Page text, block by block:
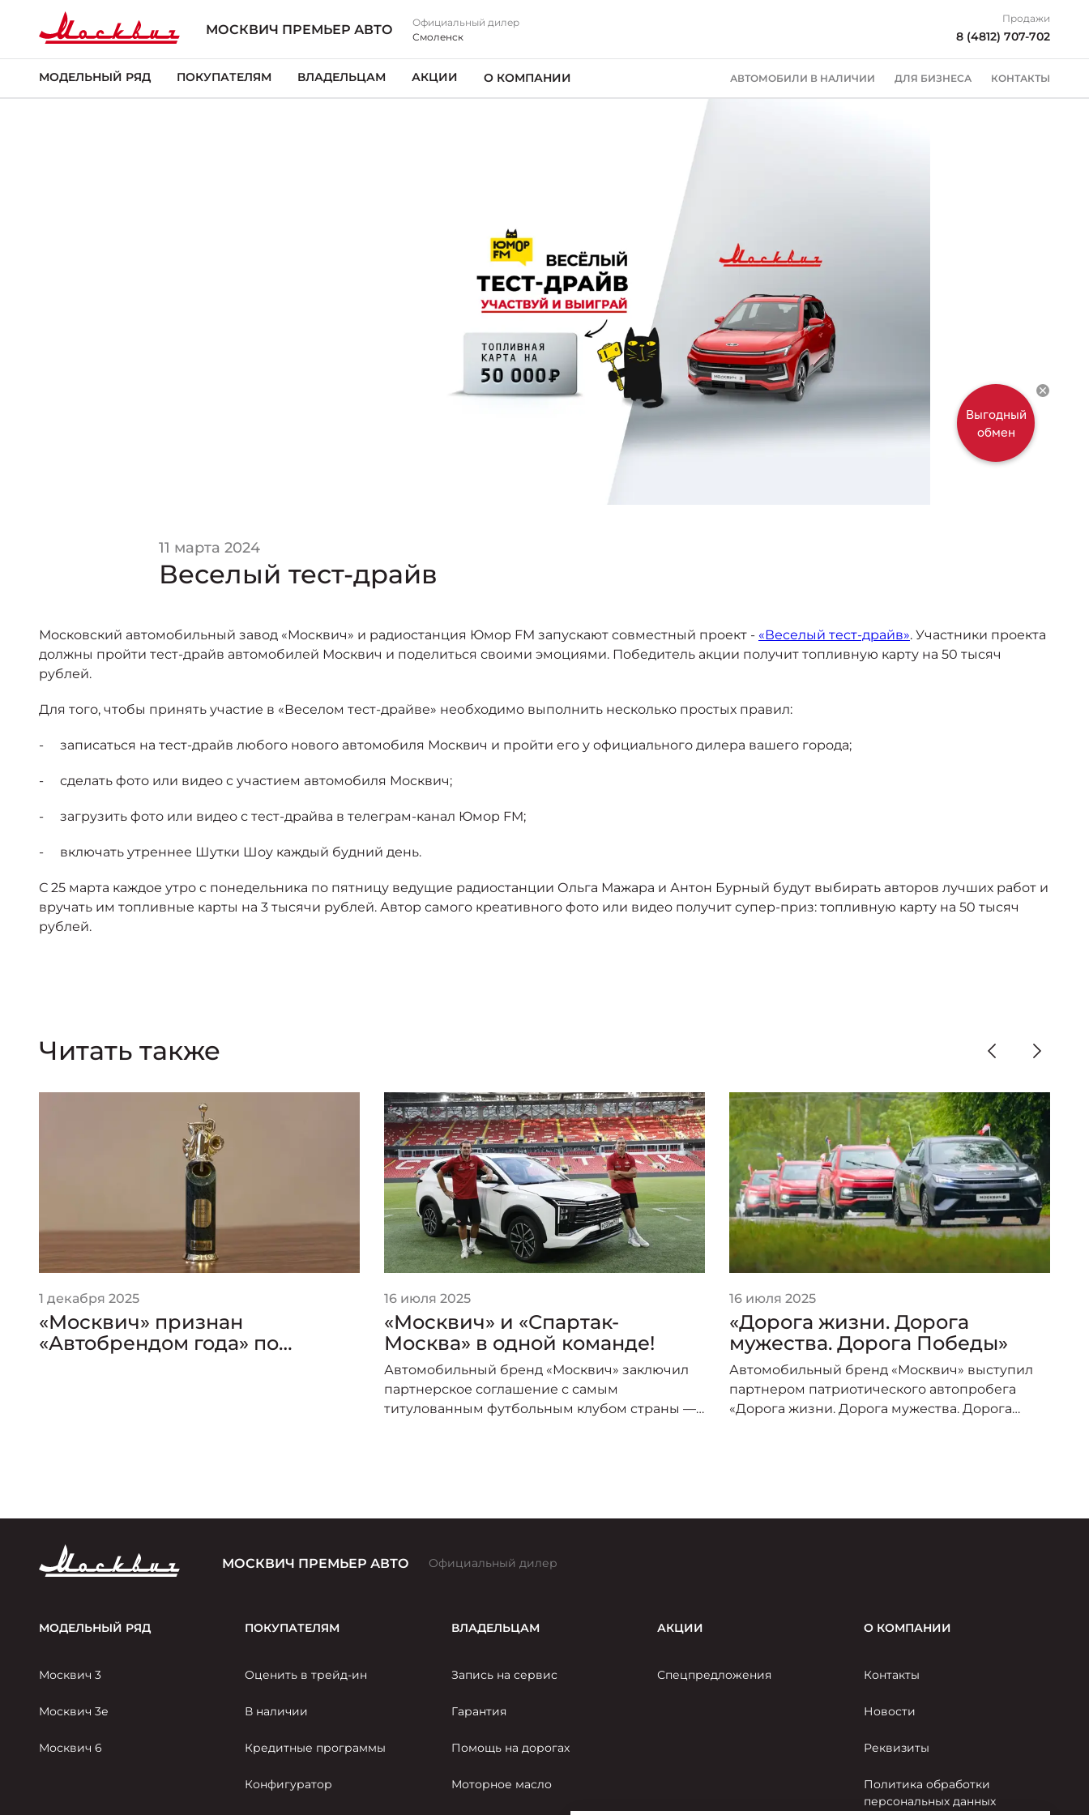
МОСКВИЧ ПРЕМЬЕР АВТО
Официальный дилер
Смоленск
Продажи
8 (4812) 707-702
МОДЕЛЬНЫЙ РЯД ПОКУПАТЕЛЯМ ВЛАДЕЛЬЦАМ АКЦИИ О КОМПАНИИ АВТОМОБИЛИ В НАЛИЧИИ ДЛЯ БИЗНЕСА КОНТАКТЫ
11 марта 2024
Веселый тест-драйв
Московский автомобильный завод «Москвич» и радиостанция Юмор FM запускают совместный проект - «Веселый тест-драйв». Участники проекта
должны пройти тест-драйв автомобилей Москвич и поделиться своими эмоциями. Победитель акции получит топливную карту на 50 тысяч
рублей.
Для того, чтобы принять участие в «Веселом тест-драйве» необходимо выполнить несколько простых правил:
- записаться на тест-драйв любого нового автомобиля Москвич и пройти его у официального дилера вашего города;
- сделать фото или видео с участием автомобиля Москвич;
- загрузить фото или видео с тест-драйва в телеграм-канал Юмор FM;
- включать утреннее Шутки Шоу каждый будний день.
С 25 марта каждое утро с понедельника по пятницу ведущие радиостанции Ольга Мажара и Антон Бурный будут выбирать авторов лучших работ и
вручать им топливные карты на 3 тысячи рублей. Автор самого креативного фото или видео получит супер-приз: топливную карту на 50 тысяч
рублей.
Читать также
1 декабря 2025
«Москвич» признан
«Автобрендом года» по
16 июля 2025
«Москвич» и «Спартак-
Москва» в одной команде!
Автомобильный бренд «Москвич» заключил
партнерское соглашение с самым
титулованным футбольным клубом страны —
16 июля 2025
«Дорога жизни. Дорога
мужества. Дорога Победы»
Автомобильный бренд «Москвич» выступил
партнером патриотического автопробега
«Дорога жизни. Дорога мужества. Дорога
МОСКВИЧ ПРЕМЬЕР АВТО Официальный дилер
МОДЕЛЬНЫЙ РЯД
Москвич 3
Москвич 3е
Москвич 6
ПОКУПАТЕЛЯМ
Оценить в трейд-ин
В наличии
Кредитные программы
Конфигуратор
ВЛАДЕЛЬЦАМ
Запись на сервис
Гарантия
Помощь на дорогах
Моторное масло
АКЦИИ
Спецпредложения
О КОМПАНИИ
Контакты
Новости
Реквизиты
Политика обработки
персональных данных